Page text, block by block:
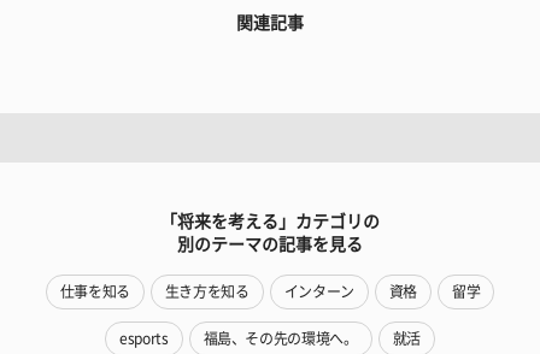
関連記事
「将来を考える」カテゴリの
別のテーマの記事を見る
仕事を知る 生き方を知る インターン 資格 留学
esports 福島、その先の環境へ。 就活